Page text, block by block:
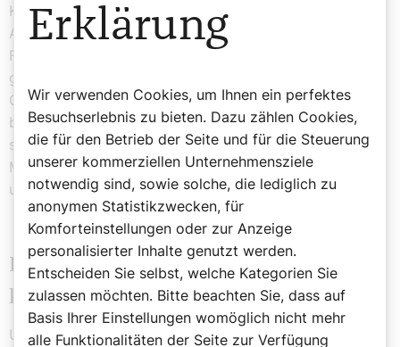
Krankheit bedeutet Armut“, so ihr Fazit. Mit ihren vielen
Angeboten und mithilfe der Ehrenamtlichen und
Freiwilligen trage die Caritas vor Ort zu einem
glückseligen Weinviertel bei. Diese Angebote der
Caritas seien „Leuchttürme der Nächstenliebe“. Es
brauche „ein Weinviertel der kurzen Wege“ in
solidarischen Regionen. „Armut wird überwunden, wenn
Menschen einander sehen und keiner wegschaut“,
unterstrich die Caritas-Präsidentin.
Erwerbsarbeit, von der man leben
kann
Ulrike Königsberger-Ludwig, Staatssekretärin im
Erklärung
Wir verwenden Cookies, um Ihnen ein perfektes
Besuchserlebnis zu bieten. Dazu zählen Cookies,
die für den Betrieb der Seite und für die Steuerung
unserer kommerziellen Unternehmensziele
notwendig sind, sowie solche, die lediglich zu
anonymen Statistikzwecken, für
Komforteinstellungen oder zur Anzeige
personalisierter Inhalte genutzt werden.
Entscheiden Sie selbst, welche Kategorien Sie
zulassen möchten. Bitte beachten Sie, dass auf
Basis Ihrer Einstellungen womöglich nicht mehr
alle Funktionalitäten der Seite zur Verfügung